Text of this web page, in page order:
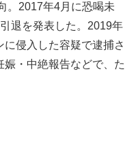
。2017年4月に恐喝未
退を発表した。2019年
侵入した容疑で逮捕さ
・中絶報告などで、た